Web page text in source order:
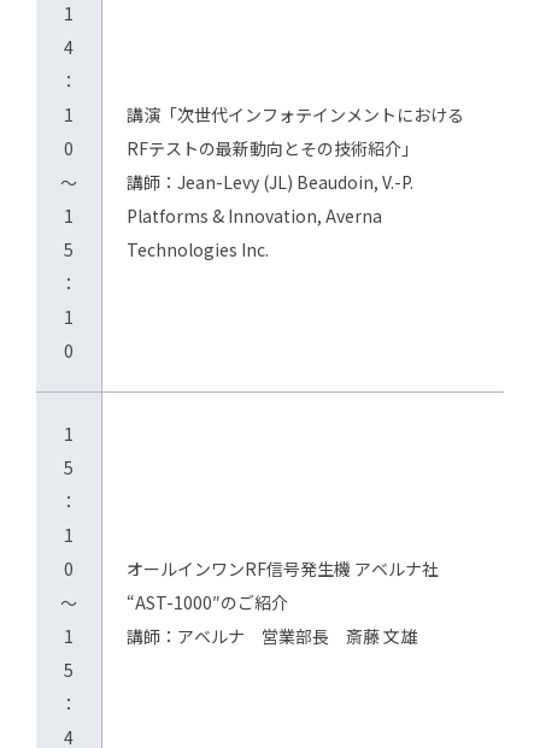
1
4
：
1
0
～
1
5
：
1
0
講演「次世代インフォテインメントにおける
RFテストの最新動向とその技術紹介」
講師：Jean-Levy (JL) Beaudoin, V.-P.
Platforms & Innovation, Averna
Technologies Inc.
1
5
：
1
0
～
1
5
：
4
オールインワンRF信号発生機 アベルナ社
“AST-1000″のご紹介
講師：アベルナ 営業部長 斎藤 文雄